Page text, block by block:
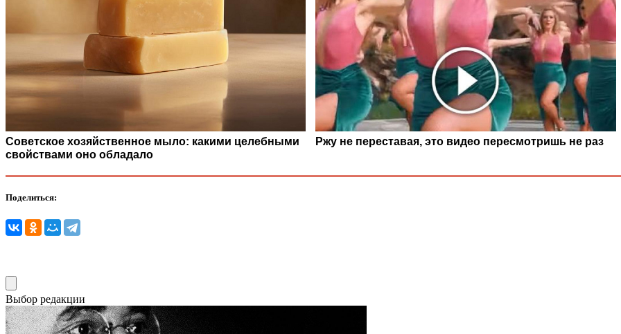
Советское хозяйственное мыло: какими целебными
свойствами оно обладало
Ржу не переставая, это видео пересмотришь не раз
Поделиться:
Выбор редакции